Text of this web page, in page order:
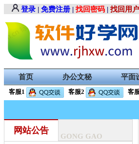
登录 | 免费注册 | 找回密码 | 找回用
首页 办公文秘 平面
客服1 客服2 客
网站公告
GONG GAO